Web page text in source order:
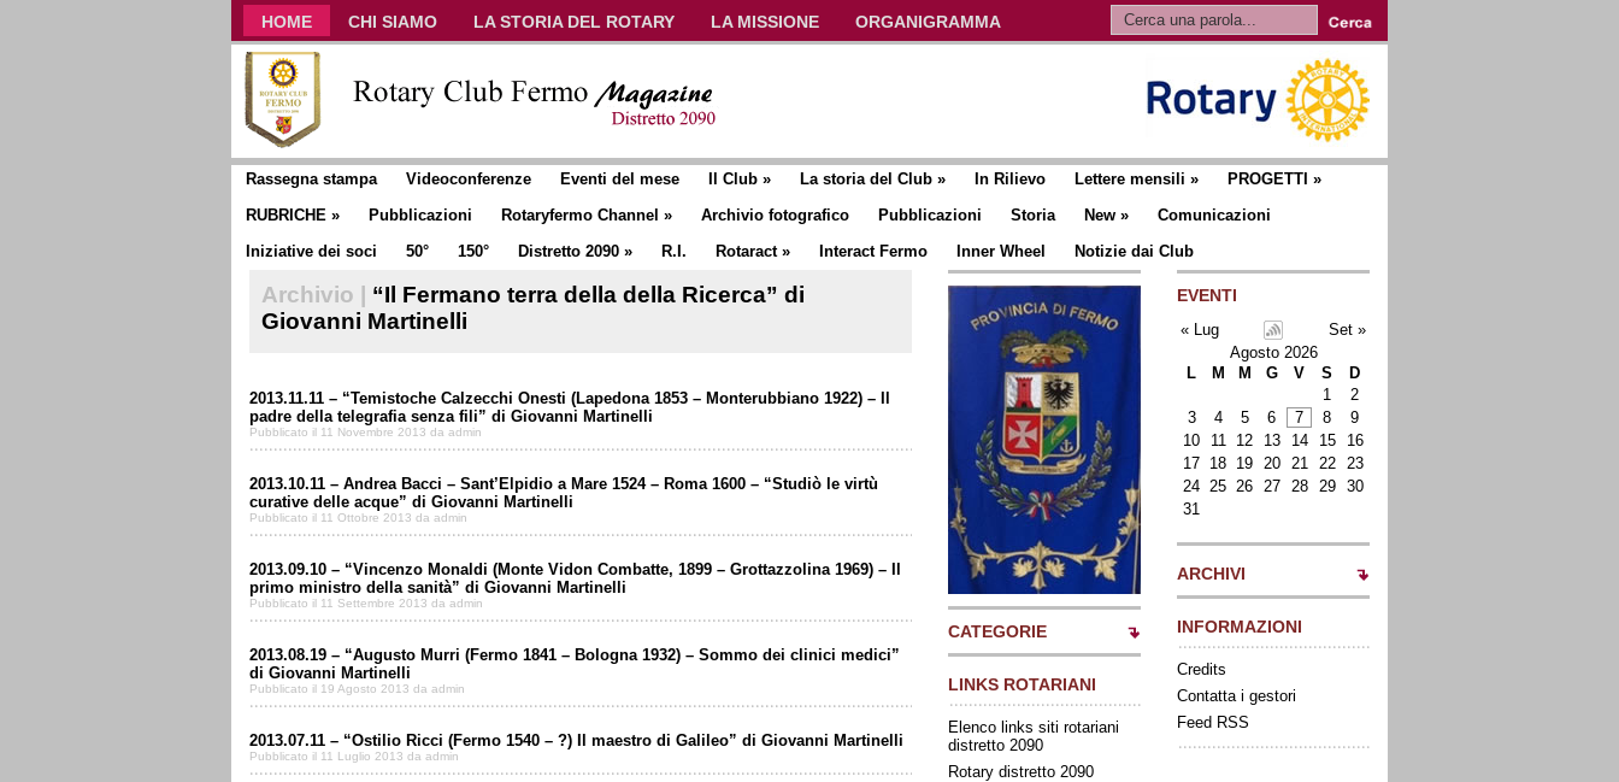
HOME CHI SIAMO LA STORIA DEL ROTARY LA MISSIONE
ORGANIGRAMMA
CLUB COMMUNICATOR
Rassegna stampa Videoconferenze Eventi del mese Il Club » La storia del Club » In Rilievo Lettere mensili » PROGETTI »
RUBRICHE » Pubblicazioni Rotaryfermo Channel » Archivio fotografico Pubblicazioni Storia New »
Comunicazioni
Iniziative dei soci
50° 150° Distretto 2090 » R.I. Rotaract» Interact Fermo Inner Wheel Notizie dai Club
Archivio |
“Il Fermano terra della della Ricerca” di
Giovanni Martinelli
2013.11.11 – “Temistoche Calzecchi Onesti (Lapedona 1853 – Monterubbiano 1922) – Il
padre della telegrafia senza fili” di Giovanni Martinelli
Pubblicato il 11 Novembre 2013 da admin
2013.10.11 – Andrea Bacci – Sant’Elpidio a Mare 1524 – Roma 1600 – “Studiò le virtù
curative delle acque” di Giovanni Martinelli
Pubblicato il 11 Ottobre 2013 da admin
2013.09.10 – “Vincenzo Monaldi (Monte Vidon Combatte, 1899 – Grottazzolina 1969) – Il
primo ministro della sanità” di Giovanni Martinelli
Pubblicato il 11 Settembre 2013 da admin
2013.08.19 – “Augusto Murri (Fermo 1841 – Bologna 1932) – Sommo dei clinici medici”
di Giovanni Martinelli
Pubblicato il 19 Agosto 2013 da admin
2013.07.11 – “Ostilio Ricci (Fermo 1540 – ?) Il maestro di Galileo” di Giovanni Martinelli
Pubblicato il 11 Luglio 2013 da admin
CATEGORIE
LINKS ROTARIANI
Elenco links siti rotariani
distretto 2090
Rotary distretto 2090
EVENTI
« Lug
Set »
Agosto 2026
L
M M G V S
D
1
2
3
4 5 6 7 8
9
10
11 12 13 14 15
16
17 18 19 20 21 22
23
24 25 26 27 28 29
30
31
ARCHIVI
INFORMAZIONI
Credits
Contatta i gestori
Feed RSS